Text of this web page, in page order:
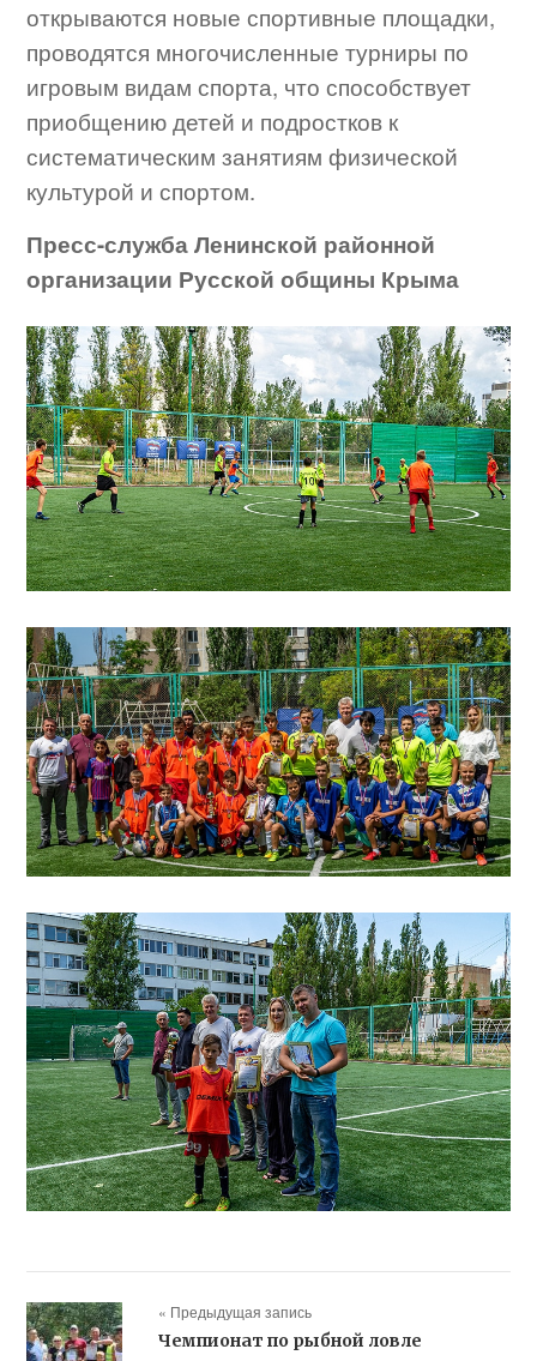
открываются новые спортивные площадки,
проводятся многочисленные турниры по
игровым видам спорта, что способствует
приобщению детей и подростков к
систематическим занятиям физической
культурой и спортом.
Пресс-служба Ленинской районной
организации Русской общины Крыма
« Предыдущая запись
Чемпионат по рыбной ловле